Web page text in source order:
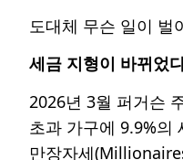
도대체 무슨 일이 벌
세금 지형이 바뀌었
2026년 3월 퍼거슨
초과 가구에 9.9%의
만장자세